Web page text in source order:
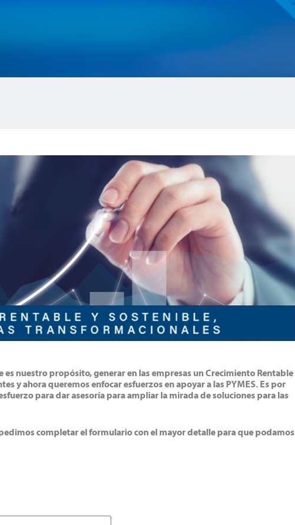
nuestro propósito, generar en las empresas un Crecimiento Rentable
y ahora queremos enfocar esfuerzos en apoyar a las PYMES. Es por
para dar asesoría para ampliar la mirada de soluciones para las
completar el formulario con el mayor detalle para que podamos